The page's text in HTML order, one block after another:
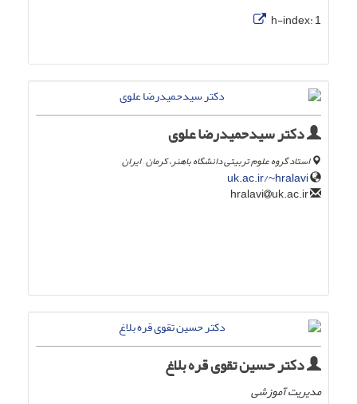
h-index:1
دکتر سیدحمیدرضا علوی
استاد گروه علوم تربیتی دانشگاه باهنر، کرمان – ایران
uk.ac.ir/~hralavi
uk.ac.ir
دکتر حسین تقوی قره بلاغ
مدیریت آموزشی